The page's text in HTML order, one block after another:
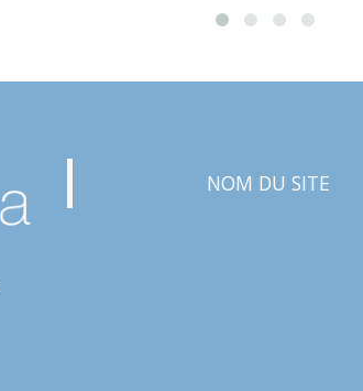
NOM DU SITE